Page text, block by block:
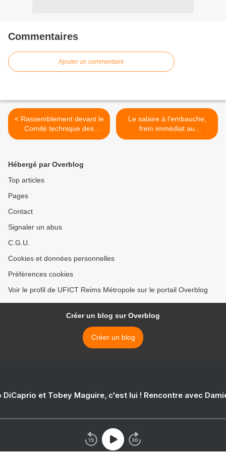
Commentaires
Ajouter un commentaire
< Rassemblement devant le
Comité technique des
agents de la Voirie, de la
Le salaire à l’embauche,
frein immédiat au
recrutement dans la
Hébergé par Overblog
Top articles
Pages
Contact
Signaler un abus
C.G.U.
Cookies et données personnelles
Préférences cookies
Voir le profil de UFICT Reims Métropole sur le portail Overblog
Créer un blog sur Overblog
Créer un blog
DiCaprio et Tobey Maguire, c'est lui ! Rencontre avec